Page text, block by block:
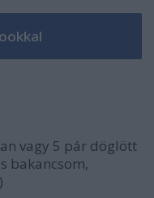
vagy 5 pár döglött
bakancsom,